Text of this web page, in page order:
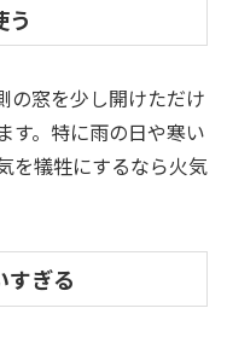
う
の窓を少し開けただけ
す。特に雨の日や寒い
を犠牲にするなら火気
すぎる